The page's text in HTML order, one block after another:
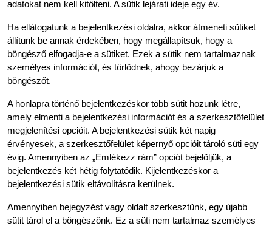
adatokat nem kell kitölteni. A sütik lejárati ideje egy év.
Ha ellátogatunk a bejelentkezési oldalra, akkor átmeneti sütiket
állítunk be annak érdekében, hogy megállapítsuk, hogy a
böngésző elfogadja-e a sütiket. Ezek a sütik nem tartalmaznak
személyes információt, és törlődnek, ahogy bezárjuk a
böngészőt.
A honlapra történő bejelentkezéskor több sütit hozunk létre,
amely elmenti a bejelentkezési információt és a szerkesztőfelület
megjelenítési opcióit. A bejelentkezési sütik két napig
érvényesek, a szerkesztőfelület képernyő opcióit tároló süti egy
évig. Amennyiben az „Emlékezz rám” opciót bejelöljük, a
bejelentkezés két hétig folytatódik. Kijelentkezéskor a
bejelentkezési sütik eltávolításra kerülnek.
Amennyiben bejegyzést vagy oldalt szerkesztünk, egy újabb
sütit tárol el a böngészőnk. Ez a süti nem tartalmaz személyes